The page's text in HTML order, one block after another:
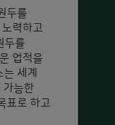
두를
력하고
두를
업적을
세계
가능한
표로 하고